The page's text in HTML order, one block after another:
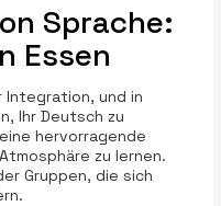
Sprache:
Essen
Integration, und in
Ihr Deutsch zu
hervorragende
zu lernen.
Gruppen, die sich